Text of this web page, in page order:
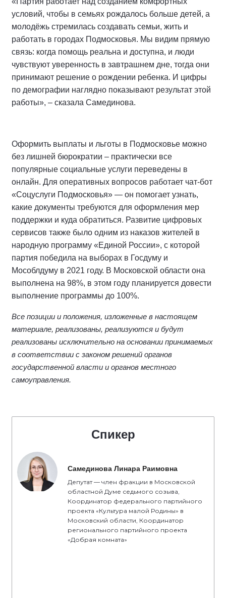
условий, чтобы в семьях рождалось больше детей, а
молодёжь стремилась создавать семьи, жить и
работать в городах Подмосковья. Мы видим прямую
связь: когда помощь реальна и доступна, и люди
чувствуют уверенность в завтрашнем дне, тогда они
принимают решение о рождении ребенка. И цифры
по демографии наглядно показывают результат этой
работы», – сказала Самединова.
Оформить выплаты и льготы в Подмосковье можно
без лишней бюрократии – практически все
популярные социальные услуги переведены в
онлайн. Для оперативных вопросов работает чат-бот
«Соцуслуги Подмосковья» — он помогает узнать,
какие документы требуются для оформления мер
поддержки и куда обратиться. Развитие цифровых
сервисов также было одним из наказов жителей в
народную программу «Единой России», с которой
партия победила на выборах в Госдуму и
Мособлдуму в 2021 году. В Московской области она
выполнена на 98%, в этом году планируется довести
выполнение программы до 100%.
Все позиции и положения, изложенные в настоящем
материале, реализованы, реализуются и будут
реализованы исключительно на основании принимаемых
в соответствии с законом решений органов
государственной власти и органов местного
самоуправления.
Спикер
Самединова Линара Раимовна
Депутат — член фракции в Московской
областной Думе седьмого созыва,
Координатор федерального партийного
проекта «Культура малой Родины» в
Московский области, Координатор
регионального партийного проекта
«Добрая комната»